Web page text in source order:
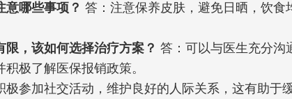
意哪些事项？ 答：注意保养皮肤，避免日晒，饮食
限，该如何选择治疗方案？ 答：可以与医生充分沟
极了解医保报销政策。
极参加社交活动，维护良好的人际关系，这有助于